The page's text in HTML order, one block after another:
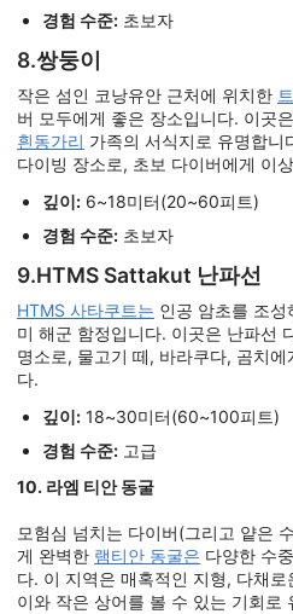
경험 수준: 초보자
8.쌍둥이
작은 섬인 코낭유안 근처에 위치한
버 모두에게 좋은 장소입니다. 이곳
흰동가리 가족의 서식지로 유명합니
다이빙 장소로, 초보 다이버에게 이
깊이: 6~18미터(20~60피트)
경험 수준: 초보자
9.HTMS Sattakut 난파선
HTMS 사타쿠트는 인공 암초를 조성
미 해군 함정입니다. 이곳은 난파선
명소로, 물고기 떼, 바라쿠다, 곰치
다.
깊이: 18~30미터(60~100피트)
경험 수준: 고급
10. 라엠 티안 동굴
모험심 넘치는 다이버(그리고 얕은
게 완벽한 램티안 동굴은 다양한 수
다. 이 지역은 매혹적인 지형, 다채
이와 작은 상어를 볼 수 있는 기회로